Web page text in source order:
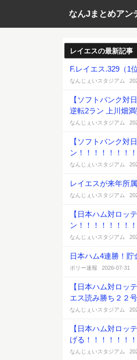
なんJまとめアン
レイエスの最新記事
F.レイエス.329（1
なんじぇいスタジアム
【ソフトバンク対
逆転2ラン 上川畑
なんじぇいスタジアム
【ソフトバンク対
ン！！！！！！！
なんじぇいスタジアム
レイエスが来年所
なんじぇいスタジアム
【日本ハム対ロッ
ン！！！！！！！
なんじぇいスタジアム
日本ハム4連勝！
ポリー速報 2026-07-31
【日本ハム対ロ
エス読み勝ち２２
なんじぇいスタジアム
【日本ハム対ロッ
げる！！！！！！！
なんじぇいスタジアム